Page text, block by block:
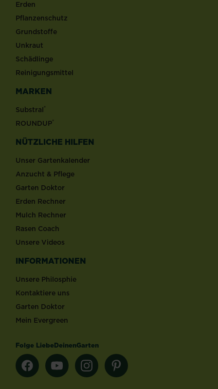
Erden
Pflanzenschutz
Grundstoffe
Unkraut
Schädlinge
Reinigungsmittel
MARKEN
Substral®
ROUNDUP®
NÜTZLICHE HILFEN
Unser Gartenkalender
Anzucht & Pflege
Garten Doktor
Erden Rechner
Mulch Rechner
Rasen Coach
Unsere Videos
INFORMATIONEN
Unsere Philosphie
Kontaktiere uns
Garten Doktor
Mein Evergreen
Folge LiebeDeinenGarten